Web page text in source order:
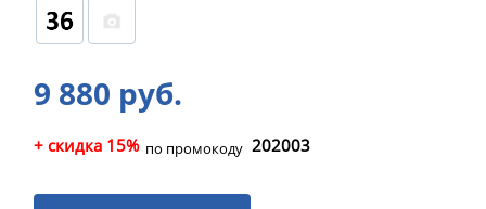
9 880 руб.
+ скидка 15% по промокоду 202003